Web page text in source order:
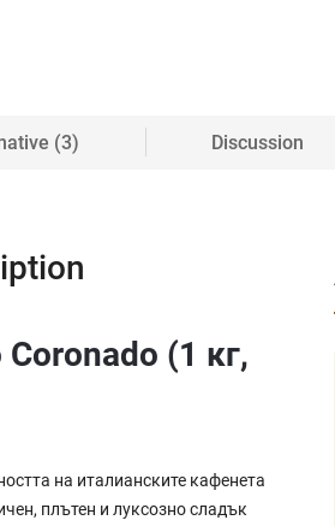
(3) Discussion
(1 кг,
на италианските кафенета
плътен и луксозно сладък